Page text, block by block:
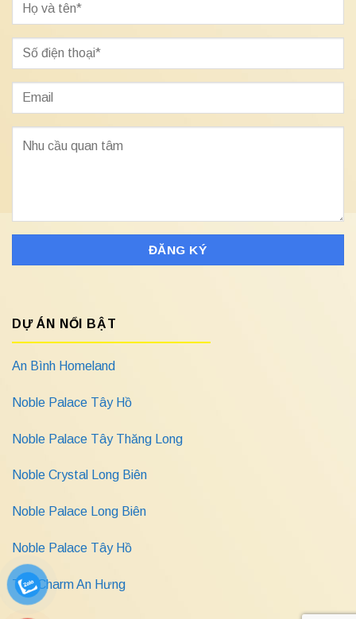
DỰ ÁN NỔI BẬT
An Bình Homeland
Noble Palace Tây Hồ
Noble Palace Tây Thăng Long
Noble Crystal Long Biên
Noble Palace Long Biên
Noble Palace Tây Hồ
The Charm An Hưng